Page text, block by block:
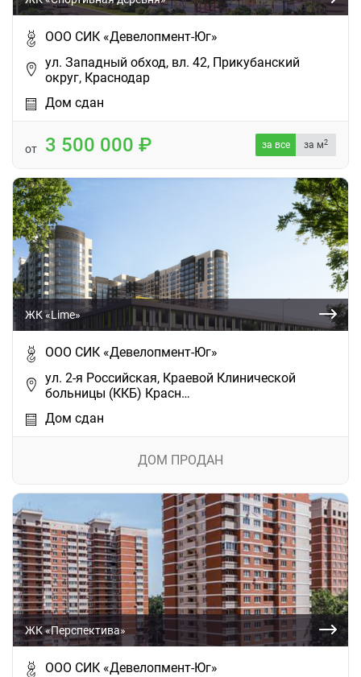
ООО СИК «Девелопмент-Юг»
ул. Западный обход, вл. 42, Прикубанский
округ, Краснодар
Дом сдан
от 3 500 000 за все за м2
ЖК «Lime»
ООО СИК «Девелопмент-Юг»
ул. 2-я Российская, Краевой Клинической
больницы (ККБ) Красн…
Дом сдан
ДОМ ПРОДАН
ЖК «Перспектива»
ООО СИК «Девелопмент-Юг»